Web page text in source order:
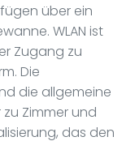
über ein
WLAN ist
Zugang zu
Die
die allgemeine
Zimmer und
das den